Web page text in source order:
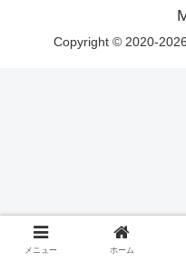
Copyright © 2020-
メニュー ホーム